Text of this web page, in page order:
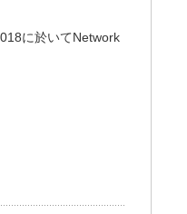
に於いてNetwork